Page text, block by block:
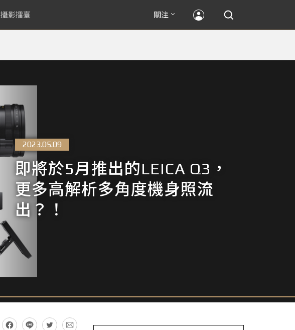
攝影擂臺 關注
2023.05.09
即將於5月推出的LEICA Q3，
更多高解析多角度機身照流
出？！